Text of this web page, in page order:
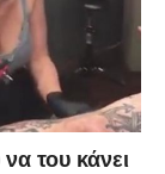
του κάνει